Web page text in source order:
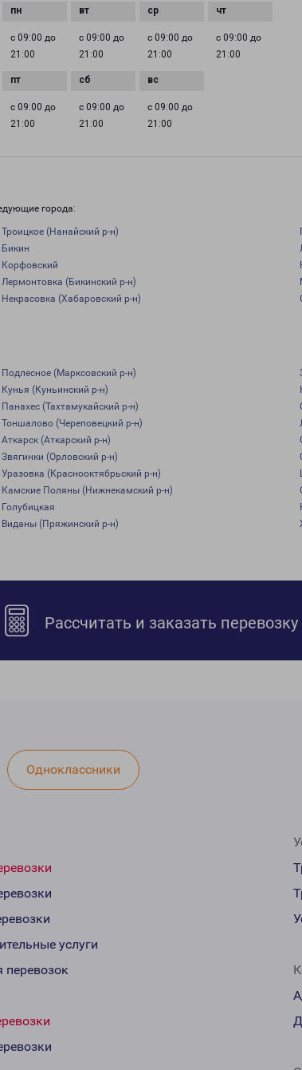
с 09:00 до
21:00
с 09:00 до
21:00
с 09:00 до
21:00
с 09:00 до
21:00
с 09:00 до
21:00
с 09:00 до
21:00
с 09:00 до
21:00
города:
Троицкое (Нанайский р-н)
Бикин
Корфовский
Лермонтовка (Бикинский р-н)
Некрасовка (Хабаровский р-н)
Подлесное (Марксовский р-н)
Кунья (Куньинский р-н)
Панахес (Тахтамукайский р-н)
Тоншалово (Череповецкий р-н)
Аткарск (Аткарский р-н)
Звягинки (Орловский р-н)
Уразовка (Краснооктябрьский р-н)
Камские Поляны (Нижнекамский р-н)
Голубицкая
Виданы (Пряжинский р-н)
Рассчитать и заказать перевозку
Одноклассники
услуги
перевозок